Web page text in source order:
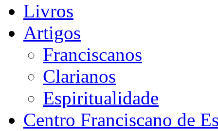
Livros
Artigos
Franciscanos
Clarianos
Espiritualidade
Centro Franciscano de